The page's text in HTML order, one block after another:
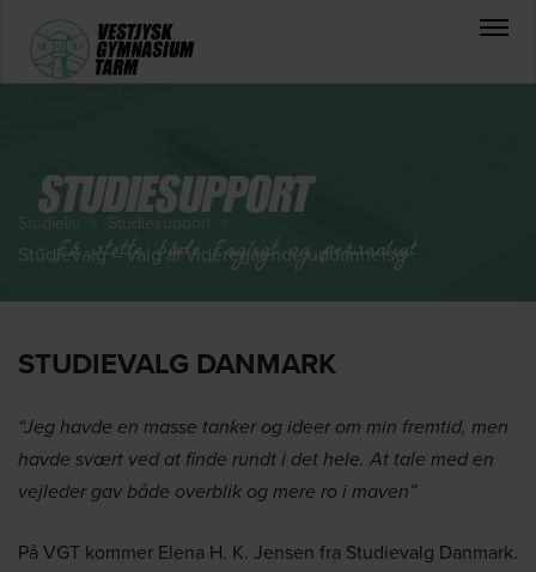
Studieliv Studiesupport
Studievalg – valg af videregående uddannelse
STUDIESUPPORT
– få støtte både fagligt og personligt
STUDIEVALG DANMARK
“Jeg havde en masse tanker og ideer om min fremtid, men
havde svært ved at finde rundt i det hele. At tale med en
vejleder gav både overblik og mere ro i maven”
På VGT kommer Elena H. K. Jensen fra Studievalg Danmark.